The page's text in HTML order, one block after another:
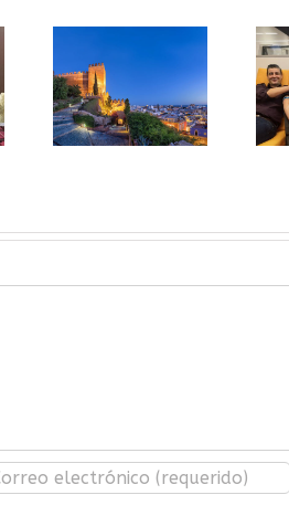
El Reto
Gota a Gota
en
Barcelona,
del 25 al